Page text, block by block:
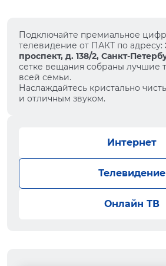
Подключайте премиальное
телевидение от ПАКТ по адресу:
проспект, д. 138/2, Санкт-
сетке вещания собраны лучшие
всей семьи.
Наслаждайтесь кристально
и отличным звуком.
Интернет
Телевидение
Онлайн ТВ